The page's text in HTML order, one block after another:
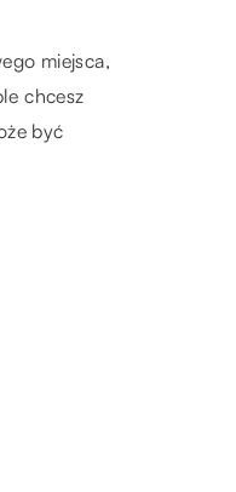
które w
rzeczą do
miejsca,
chcesz
być
jakie
osobiste